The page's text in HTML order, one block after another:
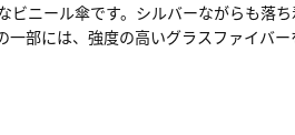
ニール傘です。シルバーながらも
部には、強度の高いグラスファイバ